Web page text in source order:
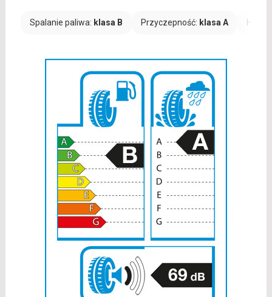
Spalanie paliwa: klasa B Przyczepność: klasa A Hałas: